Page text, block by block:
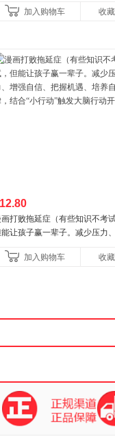
加入购物车
收藏
打败拖延症（有些知识不考
让孩子赢一辈子。减少压力
“小行动”触发大脑行动开
加入购物车 收藏